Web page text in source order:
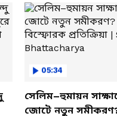
05:34
সেলিম–হুমায়ন
জোটে নতুন